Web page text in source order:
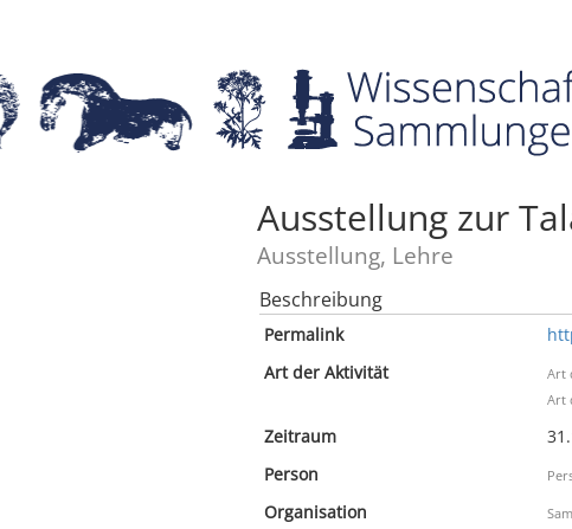
Ausstellung zur
Ausstellung, Lehre
Beschreibung
Permalink
Art der Aktivität
Art
Art
Zeitraum
Person
Organisation